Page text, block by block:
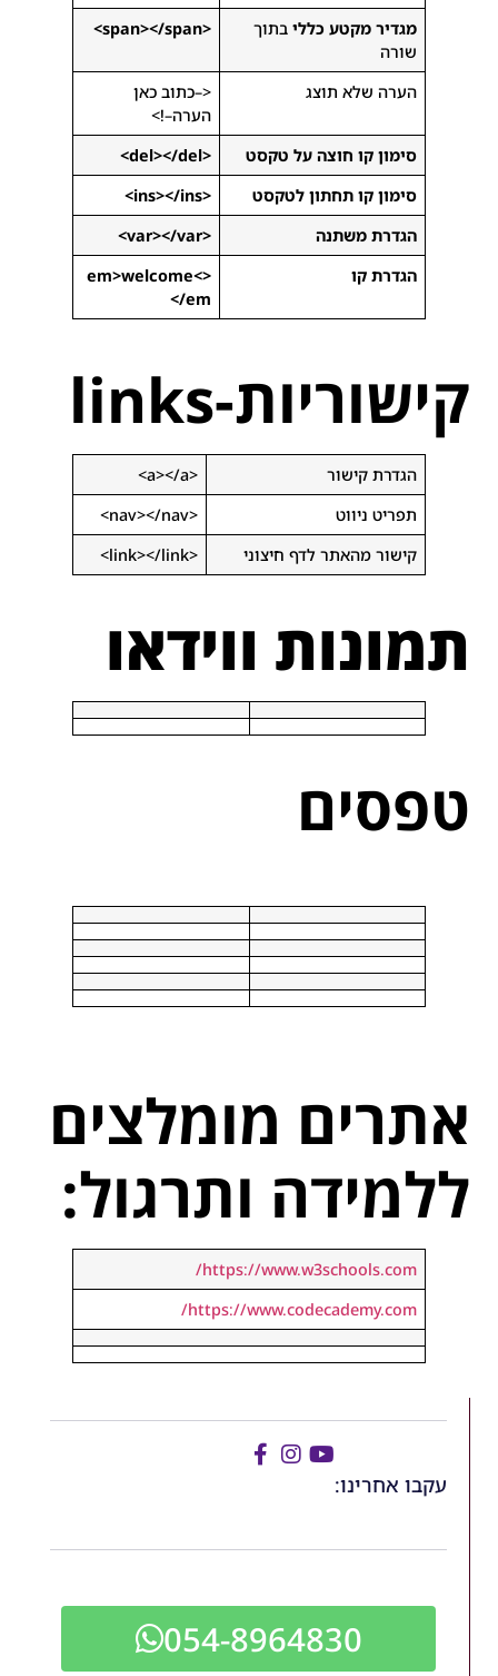
מגדיר מקטע כללי בתוך
שורה
<span></span>
הערה שלא תוצג
<–כתוב כאן
הערה–!>
סימון קו חוצה על טקסט
<del></del>
סימון קו תחתון לטקסט
<ins></ins>
הגדרת משתנה
<var></var>
הגדרת קו
<em>welcome<
/em>
קישוריות-links
הגדרת קישור
<a></a>
תפריט ניווט
<nav></nav>
קישור מהאתר לדף חיצוני
<link></link>
תמונות ווידאו
טפסים
אתרים מומלצים
ללמידה ותרגול:
https://www.w3schools.com/
https://www.codecademy.com/
עקבו אחרינו:
054-8964830